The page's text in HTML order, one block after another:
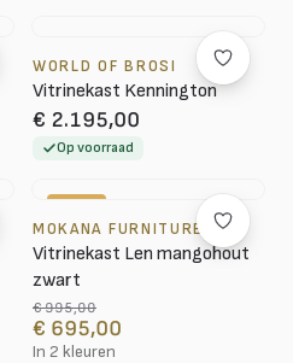
WORLD OF BROSI
Vitrinekast Kennington
€ 2.195,00
Op voorraad
MOKANA FURNITURE
Vitrinekast Len mangohout
zwart
€ 995,00
€ 695,00
In 2 kleuren